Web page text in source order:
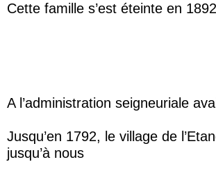
Cette famille s’est éteinte en
A l’administration seigneuriale
Jusqu’en 1792, le village de
jusqu’à nous